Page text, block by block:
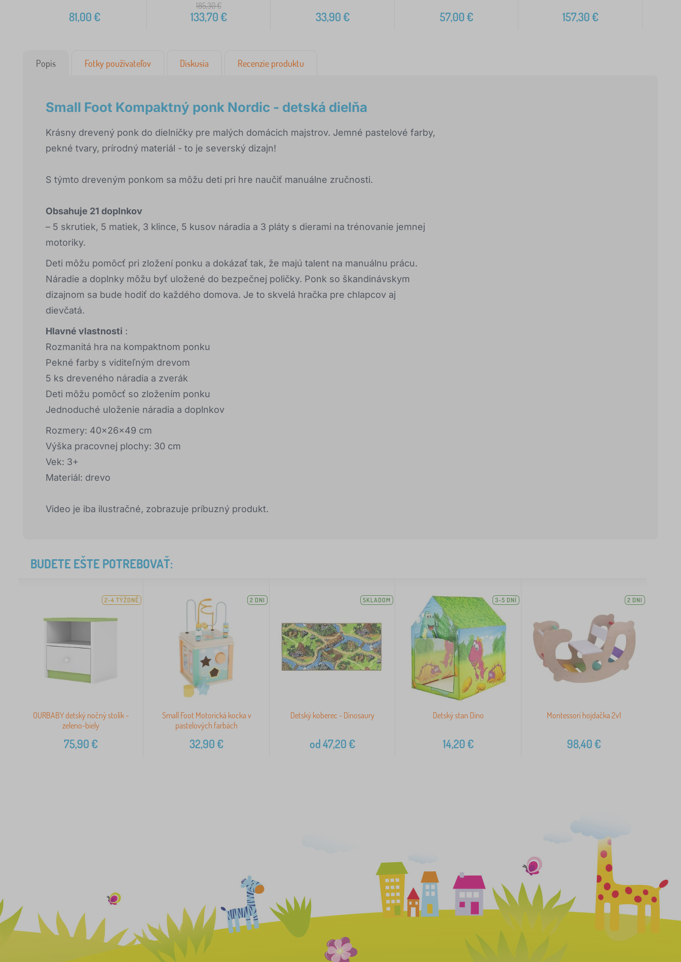
81,00€
185,30€
133,70€ 33,90€ 57,00€ 157,30€
Popis Fotky používateľov Diskusia Recenzie produktu
Small Foot Kompaktný ponk Nordic - detská dielňa
Krásny drevený ponk do dielničky pre malých domácich majstrov. Jemné pastelové farby,
pekné tvary, prírodný materiál - to je severský dizajn!
S týmto dreveným ponkom sa môžu deti pri hre naučiť manuálne zručnosti.
Obsahuje 21 doplnkov
– 5 skrutiek, 5 matiek, 3 klince, 5 kusov náradia a 3 pláty s dierami na trénovanie jemnej
motoriky.
Deti môžu pomôcť pri zložení ponku a dokázať tak, že majú talent na manuálnu prácu.
Náradie a doplnky môžu byť uložené do bezpečnej poličky. Ponk so škandinávskym
dizajnom sa bude hodiť do každého domova. Je to skvelá hračka pre chlapcov aj
dievčatá.
Hlavné vlastnosti :
Rozmanitá hra na kompaktnom ponku
Pekné farby s viditeľným drevom
5 ks dreveného náradia a zverák
Deti môžu pomôcť so zložením ponku
Jednoduché uloženie náradia a doplnkov
Rozmery: 40x26x49 cm
Výška pracovnej plochy: 30 cm
Vek: 3+
Materiál: drevo
Video je iba ilustračné, zobrazuje príbuzný produkt.
BUDETE EŠTE POTREBOVAŤ:
2-4 TÝŽDNĚ
OURBABY detský nočný stolík -
zeleno-biely
75,90€
2 DNI
Small Foot Motorická kocka v
pastelových farbách
32,90€
SKLADOM
Detský koberec - Dinosaury
od47,20€
3-5 DNÍ
Detský stan Dino
14,20€
2 DNI
Montessori hojdačka 2v1
98,40€